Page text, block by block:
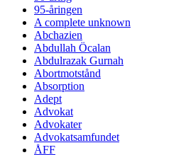
95-åringen
A complete unknown
Abchazien
Abdullah Öcalan
Abdulrazak Gurnah
Abortmotstånd
Absorption
Adept
Advokat
Advokater
Advokatsamfundet
ÅFF